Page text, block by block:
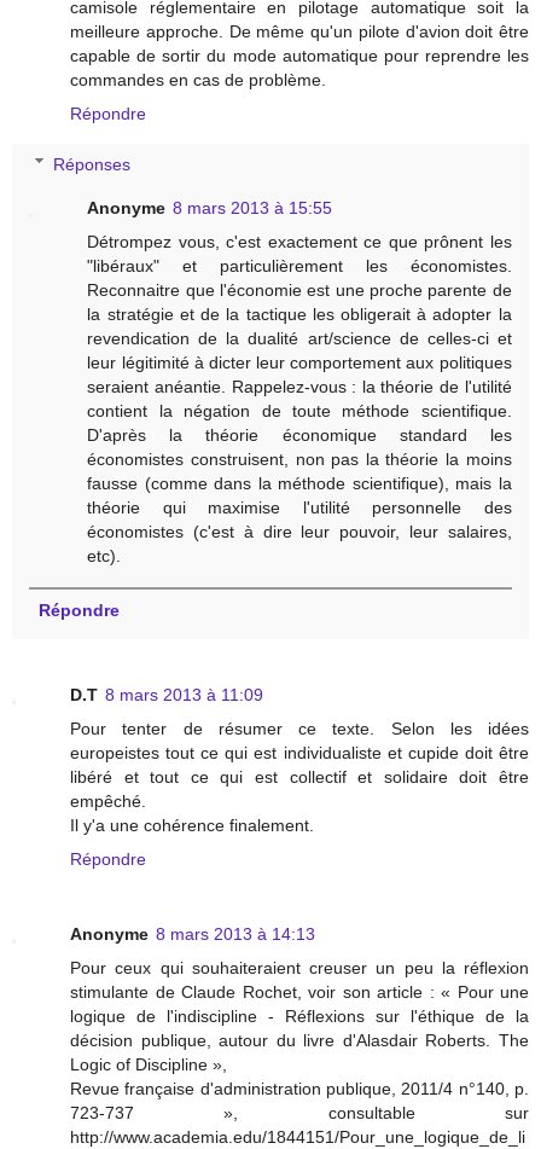
camisole réglementaire en pilotage automatique soit la
meilleure approche. De même qu'un pilote d'avion doit être
capable de sortir du mode automatique pour reprendre les
commandes en cas de problème.
Répondre
Réponses
Anonyme 8 mars 2013 à 15:55
Détrompez vous, c'est exactement ce que prônent les
"libéraux" et particulièrement les économistes.
Reconnaitre que l'économie est une proche parente de
la stratégie et de la tactique les obligerait à adopter la
revendication de la dualité art/science de celles-ci et
leur légitimité à dicter leur comportement aux politiques
seraient anéantie. Rappelez-vous : la théorie de l'utilité
contient la négation de toute méthode scientifique.
D'après la théorie économique standard les
économistes construisent, non pas la théorie la moins
fausse (comme dans la méthode scientifique), mais la
théorie qui maximise l'utilité personnelle des
économistes (c'est à dire leur pouvoir, leur salaires,
etc).
Répondre
D.T 8 mars 2013 à 11:09
Pour tenter de résumer ce texte. Selon les idées
europeistes tout ce qui est individualiste et cupide doit être
libéré et tout ce qui est collectif et solidaire doit être
empêché.
Il y'a une cohérence finalement.
Répondre
Anonyme 8 mars 2013 à 14:13
Pour ceux qui souhaiteraient creuser un peu la réflexion
stimulante de Claude Rochet, voir son article : « Pour une
logique de l'indiscipline - Réflexions sur l'éthique de la
décision publique, autour du livre d'Alasdair Roberts. The
Logic of Discipline »,
Revue française d'administration publique, 2011/4 n°140, p.
723-737 », consultable sur
http://www.academia.edu/1844151/Pour_une_logique_de_li